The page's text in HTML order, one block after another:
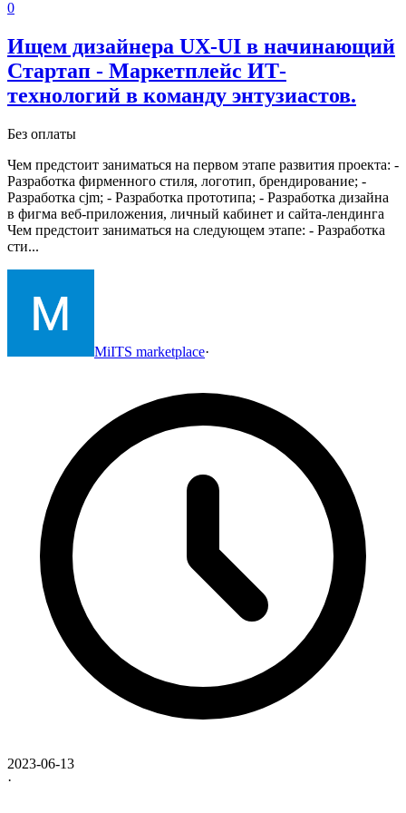
0
Ищем дизайнера UX-UI в начинающий
Стартап - Маркетплейс ИТ-
технологий в команду энтузиастов.
Без оплаты
Чем предстоит заниматься на первом этапе развития проекта: -
Разработка фирменного стиля, логотип, брендирование; -
Разработка cjm; - Разработка прототипа; - Разработка дизайна
в фигма веб-приложения, личный кабинет и сайта-лендинга
Чем предстоит заниматься на следующем этапе: - Разработка
сти...
MiITS marketplace·
2023-06-13
·